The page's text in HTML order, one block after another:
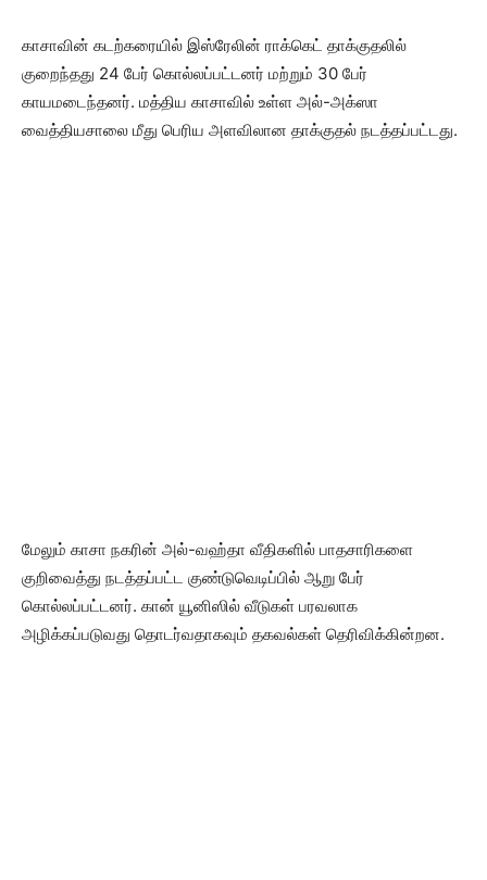
காசாவின் கடற்கரையில் இஸ்ரேலின் ராக்கெட் தாக்குதலில்
குறைந்தது 24 பேர் கொல்லப்பட்டனர் மற்றும் 30 பேர்
காயமடைந்தனர். மத்திய காசாவில் உள்ள அல்-அக்ஸா
வைத்தியசாலை மீது பெரிய அளவிலான தாக்குதல் நடத்தப்பட்டது.
மேலும் காசா நகரின் அல்-வஹ்தா வீதிகளில் பாதசாரிகளை
குறிவைத்து நடத்தப்பட்ட குண்டுவெடிப்பில் ஆறு பேர்
கொல்லப்பட்டனர். கான் யூனிஸில் வீடுகள் பரவலாக
அழிக்கப்படுவது தொடர்வதாகவும் தகவல்கள் தெரிவிக்கின்றன.